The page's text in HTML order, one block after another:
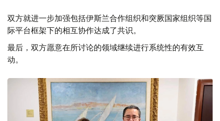
双方就进一步加强包括伊斯兰合作组织和突厥国家组织等国
际平台框架下的相互协作达成了共识。
最后，双方愿意在所讨论的领域继续进行系统性的有效互
动。